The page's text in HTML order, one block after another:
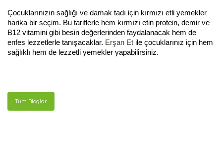
Çocuklarınızın sağlığı ve damak tadı için kırmızı etli yemekler
harika bir seçim. Bu tariflerle hem kırmızı etin protein, demir ve
B12 vitamini gibi besin değerlerinden faydalanacak hem de
enfes lezzetlerle tanışacaklar. Erşan Et ile çocuklarınız için hem
sağlıklı hem de lezzetli yemekler yapabilirsiniz.
Tüm Bloglar